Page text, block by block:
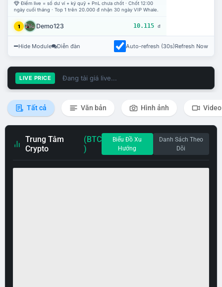
Điểm live = số dư ví + ký quỹ + PnL chưa chốt · Chốt 12:00
ngày cuối tháng · Top 1 trên 20.000 đ nhận 30 ngày VIP Whale.
1 Demo123 10.115 đ
Hide Module Diễn đàn Auto-refresh (30s)Refresh Now
LIVE PRICE Đang tải giá live...
Tất cả Văn bản Hình ảnh Video
Trung Tâm
Crypto
(BTC
)
Biểu Đồ Xu
Hướng
Danh Sách Theo
Dõi